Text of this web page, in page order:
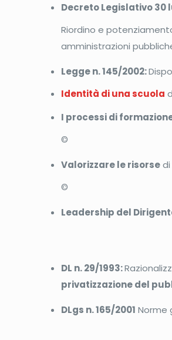
Decreto Legislativo 30
Riordino e
amministrazioni
Legge n. 145/2002:
Identità di una scuola
I processi di
©
Valorizzare le risorse
©
Leadership del
DL n. 29/1993:
privatizzazione del
DLgs n. 165/2001 Norme